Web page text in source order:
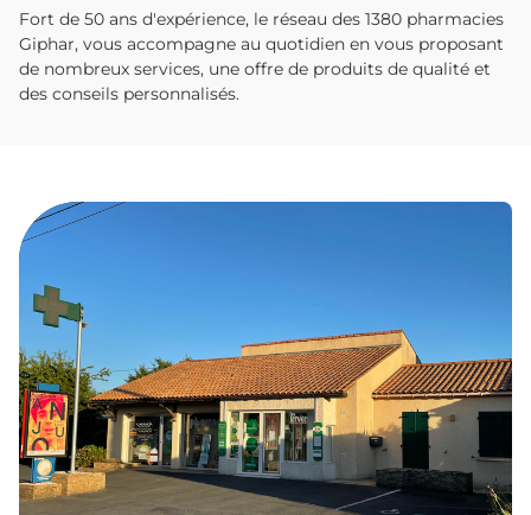
Fort de 50 ans d'expérience, le réseau des 1380 pharmacies
Giphar, vous accompagne au quotidien en vous proposant
de nombreux services, une offre de produits de qualité et
des conseils personnalisés.